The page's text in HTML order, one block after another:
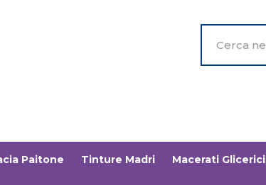
Prodotto
Paitone Tinture Madri Macerati Glicerici